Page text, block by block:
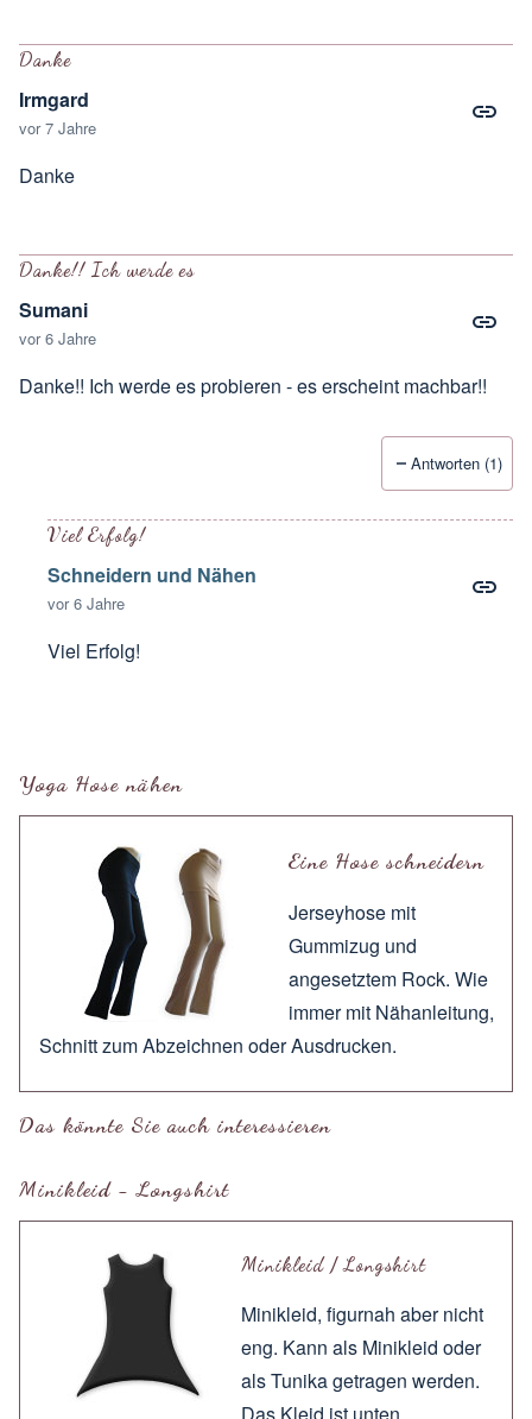
Danke
Irmgard
vor 7 Jahre
Danke
Danke!! Ich werde es
Sumani
vor 6 Jahre
Danke!! Ich werde es probieren - es erscheint machbar!!
Antworten (1)
Viel Erfolg!
Schneidern und Nähen
vor 6 Jahre
Viel Erfolg!
Yoga Hose nähen
Eine Hose schneidern
Jerseyhose mit
Gummizug und
angesetztem Rock. Wie
immer mit Nähanleitung,
Schnitt zumAbzeichnen oderAusdrucken.
Das könnte Sie auch interessieren
Minikleid - Longshirt
Minikleid / Longshirt
Minikleid, figurnah aber nicht
eng. Kann als Minikleid oder
als Tunika getragen werden.
Das Kleid ist unten